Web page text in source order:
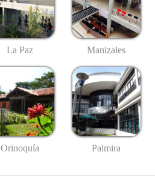
La Paz Manizales
Orinoquía Palmira